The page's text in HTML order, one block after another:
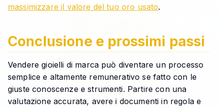
massimizzare il valore del tuo oro usato.
Conclusione e prossimi passi
Vendere gioielli di marca può diventare un processo
semplice e altamente remunerativo se fatto con le
giuste conoscenze e strumenti. Partire con una
valutazione accurata, avere i documenti in regola e